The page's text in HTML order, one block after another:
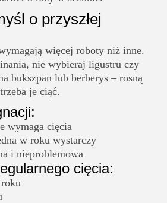
o przyszłej
więcej roboty niż inne.
nie wybieraj ligustru czy
bukszpan lub berberys – rosną
je ciąć.
wymaga cięcia
w roku wystarczy
i nieproblemowa
cięcia: